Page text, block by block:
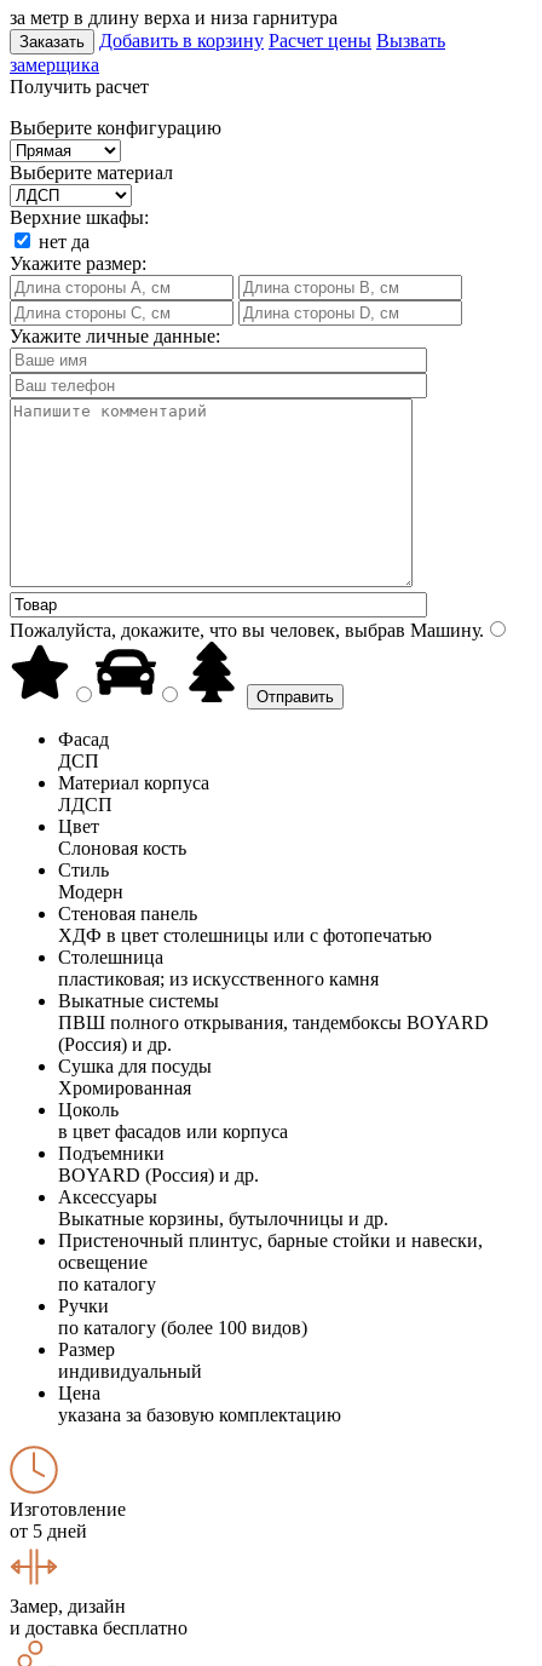
за метр в длину верха и низа гарнитура
Заказать Добавить в корзину Расчет цены Вызвать
замерщика
Получить расчет
Выберите конфигурацию
Выберите материал
Верхние шкафы:
нет да
Укажите размер:
Укажите личные данные:
Пожалуйста, докажите, что вы человек, выбрав Машину.
Фасад
ДСП
Материал корпуса
ЛДСП
Цвет
Слоновая кость
Стиль
Модерн
Стеновая панель
ХДФ в цвет столешницы или с фотопечатью
Столешница
пластиковая; из искусственного камня
Выкатные системы
ПВШ полного открывания, тандембоксы BOYARD
(Россия) и др.
Сушка для посуды
Хромированная
Цоколь
в цвет фасадов или корпуса
Подъемники
BOYARD (Россия) и др.
Аксессуары
Выкатные корзины, бутылочницы и др.
Пристеночный плинтус, барные стойки и навески,
освещение
по каталогу
Ручки
по каталогу (более 100 видов)
Размер
индивидуальный
Цена
указана за базовую комплектацию
Изготовление
от 5 дней
Замер, дизайн
и доставка бесплатно